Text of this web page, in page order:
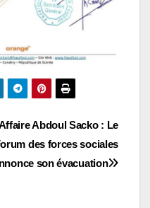
Abdoul Sacko : Le
des forces sociales
son évacuation